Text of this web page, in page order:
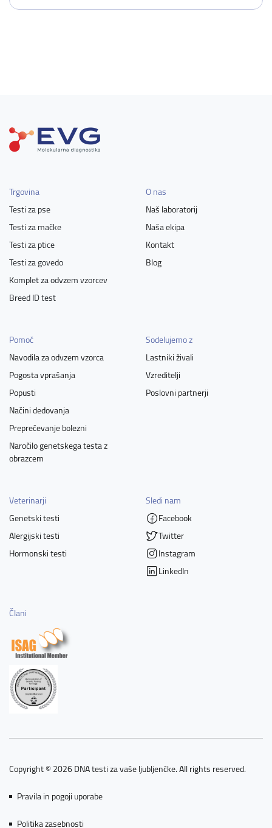
Trgovina
Testi za pse
Testi za mačke
Testi za ptice
Testi za govedo
Komplet za odvzem vzorcev
Breed ID test
O nas
Naš laboratorij
Naša ekipa
Kontakt
Blog
Pomoč
Navodila za odvzem vzorca
Pogosta vprašanja
Popusti
Načini dedovanja
Preprečevanje bolezni
Naročilo genetskega testa z
obrazcem
Sodelujemo z
Lastniki živali
Vzreditelji
Poslovni partnerji
Veterinarji
Genetski testi
Alergijski testi
Hormonski testi
Sledi nam
Facebook
Twitter
Instagram
LinkedIn
Člani
Copyright © 2026 DNA testi za vaše ljubljenčke. All rights reserved.
Pravila in pogoji uporabe
Politika zasebnosti